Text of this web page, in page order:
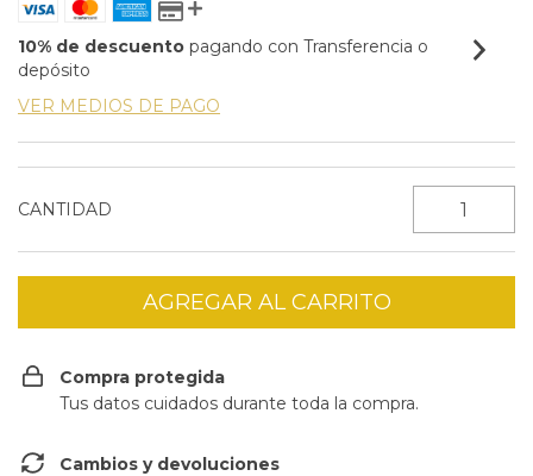
10% de descuento pagando con Transferencia o
depósito
VER MEDIOS DE PAGO
CANTIDAD
Compra protegida
Tus datos cuidados durante toda la compra.
Cambios y devoluciones